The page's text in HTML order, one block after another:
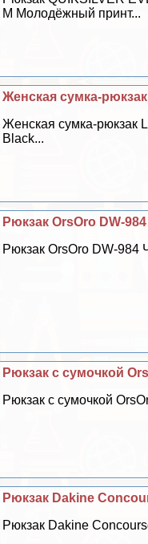
M Молодёжный принт...
Женская сумка-
Женская сумка-рюкзак
Black...
Рюкзак OrsOro DW-
Рюкзак OrsOro DW-984
Рюкзак с сумочкой
Рюкзак с сумочкой
Рюкзак Dakine
Рюкзак Dakine